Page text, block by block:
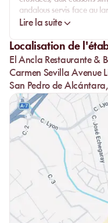
andalous servis face au
Les assiettes donnent le
andalouses, poulpe grillé,
mer. Le repas devient le
méditerranéen d’un
retrouver la piscine pour
Cette continuité entre
méditerranéenne donne
ne se résume pas à un
une journée structurée
marine solidement
Lire la suite
Localisation de
El Ancla Restaurante &
Carmen Sevilla Avenue
San Pedro de